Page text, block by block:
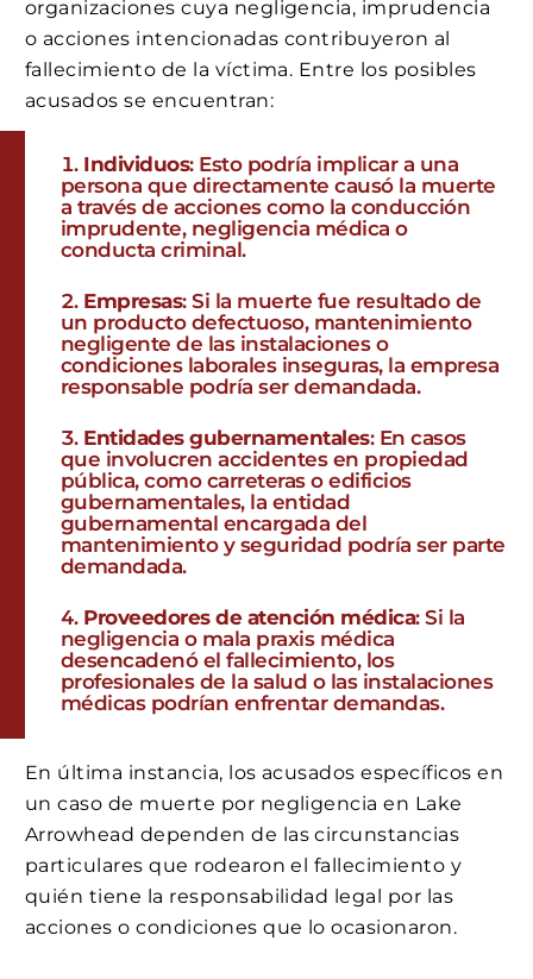
organizaciones cuya negligencia, imprudencia
o acciones intencionadas contribuyeron al
fallecimiento de la víctima. Entre los posibles
acusados se encuentran:
Individuos: Esto podría implicar a una
persona que directamente causó la muerte
a través de acciones como la conducción
imprudente, negligencia médica o
conducta criminal.
Empresas: Si la muerte fue resultado de
un producto defectuoso, mantenimiento
negligente de las instalaciones o
condiciones laborales inseguras, la empresa
responsable podría ser demandada.
Entidades gubernamentales: En casos
que involucren accidentes en propiedad
pública, como carreteras o edificios
gubernamentales, la entidad
gubernamental encargada del
mantenimiento y seguridad podría ser parte
demandada.
Proveedores de atención médica: Si la
negligencia o mala praxis médica
desencadenó el fallecimiento, los
profesionales de la salud o las instalaciones
médicas podrían enfrentar demandas.
En última instancia, los acusados específicos en
un caso de muerte por negligencia en Lake
Arrowhead dependen de las circunstancias
particulares que rodearon el fallecimiento y
quién tiene la responsabilidad legal por las
acciones o condiciones que lo ocasionaron.